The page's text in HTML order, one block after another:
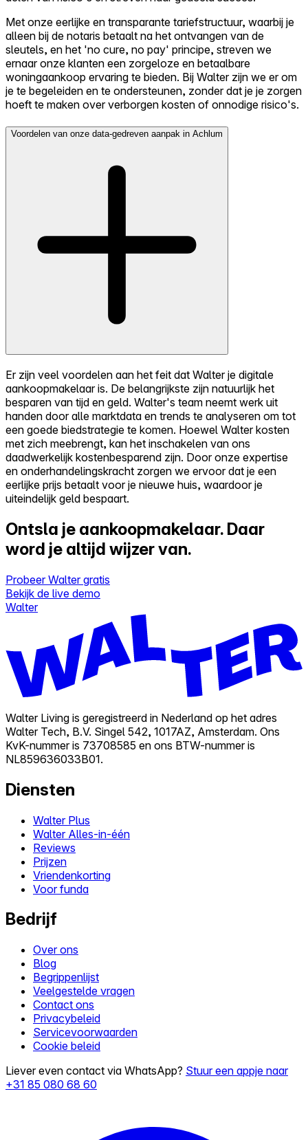
Met onze eerlijke en transparante tariefstructuur, waarbij je
alleen bij de notaris betaalt na het ontvangen van de
sleutels, en het 'no cure, no pay' principe, streven we
ernaar onze klanten een zorgeloze en betaalbare
woningaankoop ervaring te bieden. Bij Walter zijn we er om
je te begeleiden en te ondersteunen, zonder dat je je zorgen
hoeft te maken over verborgen kosten of onnodige risico's.
Voordelen van onze data-gedreven aanpak in Achlum
Er zijn veel voordelen aan het feit dat Walter je digitale
aankoopmakelaar is. De belangrijkste zijn natuurlijk het
besparen van tijd en geld. Walter's team neemt werk uit
handen door alle marktdata en trends te analyseren om tot
een goede biedstrategie te komen. Hoewel Walter kosten
met zich meebrengt, kan het inschakelen van ons
daadwerkelijk kostenbesparend zijn. Door onze expertise
en onderhandelingskracht zorgen we ervoor dat je een
eerlijke prijs betaalt voor je nieuwe huis, waardoor je
uiteindelijk geld bespaart.
Ontsla je aankoopmakelaar. Daar
word je altijd wijzer van.
Probeer Walter gratis
Bekijk de live demo
Walter
Walter Living is geregistreerd in Nederland op het adres
Walter Tech, B.V. Singel 542, 1017AZ, Amsterdam. Ons
KvK-nummer is 73708585 en ons BTW-nummer is
NL859636033B01.
Diensten
Walter Plus
Walter Alles-in-één
Reviews
Prijzen
Vriendenkorting
Voor funda
Bedrijf
Over ons
Blog
Begrippenlijst
Veelgestelde vragen
Contact ons
Privacybeleid
Servicevoorwaarden
Cookie beleid
Liever even contact via WhatsApp? Stuur een appje naar
+31 85 080 68 60